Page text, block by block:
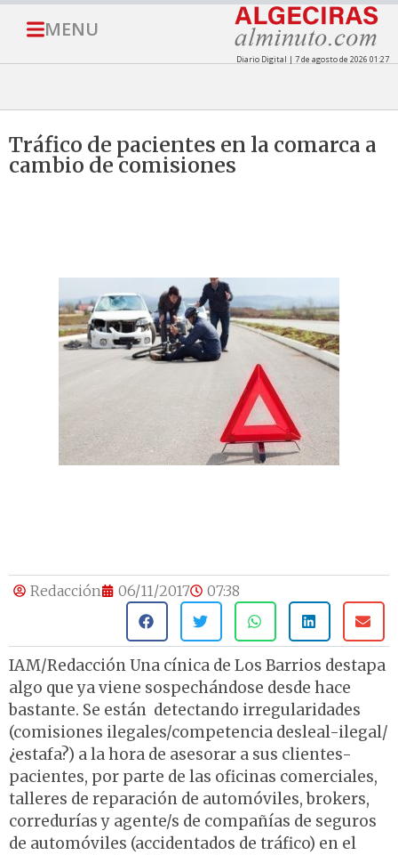
MENU
Diario Digital | 7 de agosto de 2026 01:27
Tráfico de pacientes en la comarca a
cambio de comisiones
Redacción 06/11/2017 07:38
IAM/Redacción Una cínica de Los Barrios destapa
algo que ya viene sospechándose desde hace
bastante. Se están detectando irregularidades
(comisiones ilegales/competencia desleal-ilegal/
¿estafa?) a la hora de asesorar a sus clientes-
pacientes, por parte de las oficinas comerciales,
talleres de reparación de automóviles, brokers,
corredurías y agente/s de compañías de seguros
de automóviles (accidentados de tráfico) en el